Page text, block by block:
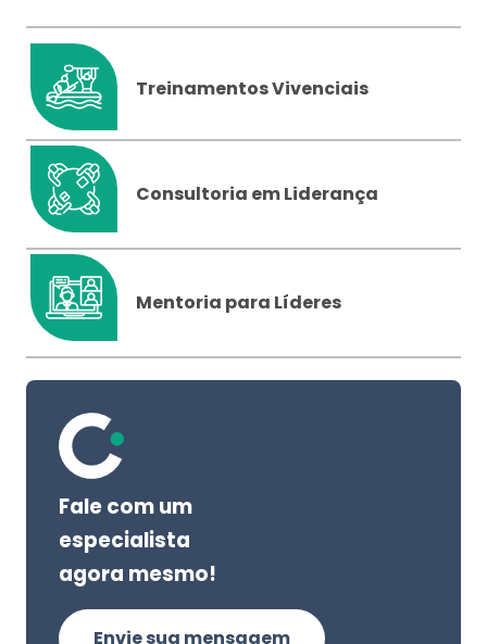
Treinamentos Vivenciais
Consultoria em Liderança
Mentoria para Líderes
Fale com um
especialista
agora mesmo!
Envie sua mensagem